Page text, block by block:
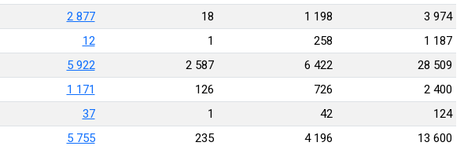
2 877 18 1 198
3 974
12 1 258
1 187
5 922 2 587 6 422
28 509
1 171 126 726
2 400
37 1 42
124
5 755 235 4 196
13 600